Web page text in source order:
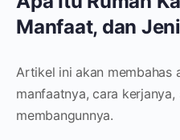
Manfaat, dan
Artikel ini akan membahas
manfaatnya, cara
membangunnya.